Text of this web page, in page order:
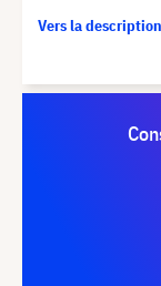
Vers la